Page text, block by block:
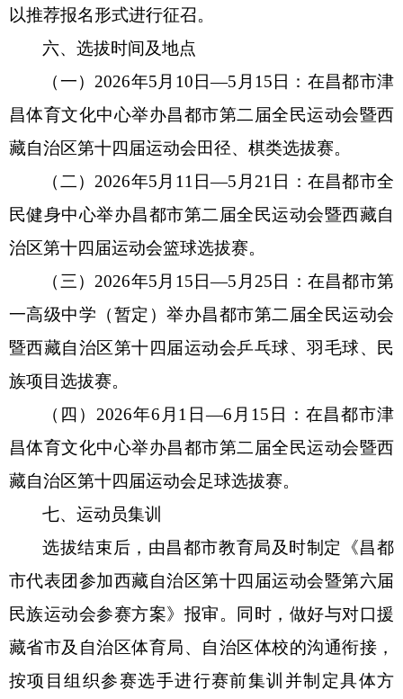
以推荐报名形式进行征召。
六、选拔时间及地点
（一） 2026年5 月 10 日—5 月 15 日：在昌都市津
昌体育文化中心举办昌都市第二届全民运动会暨西
藏自治区第十四届运动会田径、棋类选拔赛。
（二） 2026年5 月 11 日—5 月 21 日：在昌都市全
民健身中心举办昌都市第二届全民运动会暨西藏自
治区第十四届运动会篮球选拔赛。
（ 三 ） 2026年5月 15 日—5月 25 日：在昌都市第
一高级中学（暂定）举办昌都市第二届全民运动会
暨西藏自治区第十四届运动会乒乓球、羽毛球、民
族项目 选拔赛。
（ 四 ） 2026年6 月 1 日—6 月 15 日：在昌都市津
昌体育文化中心举办昌都市第二届全民运动会暨西
藏自治区第十四届运动会足球选拔赛。
七、运动员集训
选拔结束后， 由昌都市教育局及时制定《昌都
市代表团参加西藏自治区第十四届运动会暨第六届
民族运动会参赛方案》 报审。
同时，做好与对口援
藏省市及自治区体育局、自治区体校的沟通衔接，
按项目组织参赛选手进行赛前集训 并制定具体方